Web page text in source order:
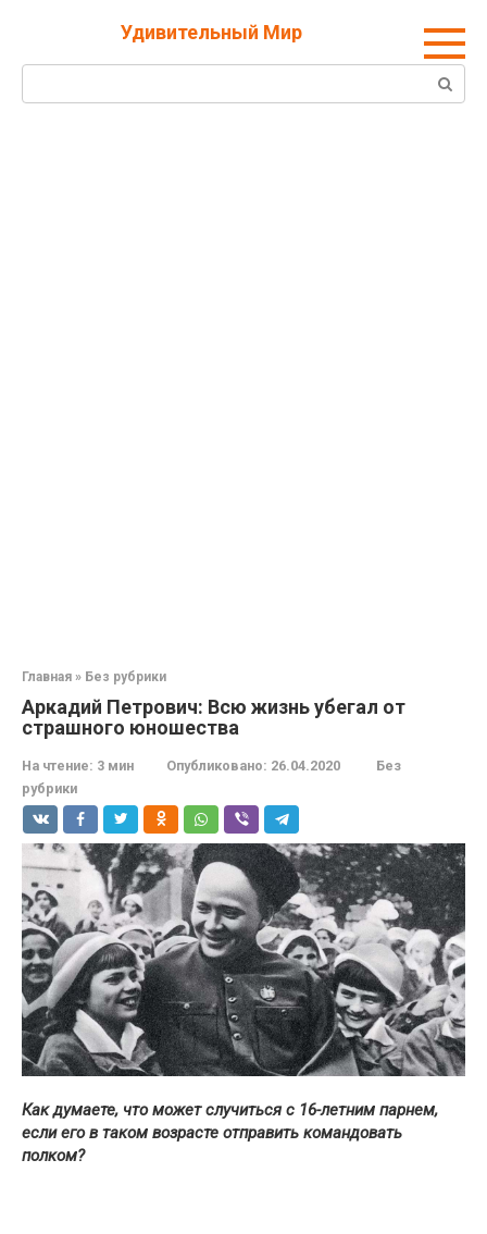
Удивительный Мир
Поиск:
Главная » Без рубрики
Аркадий Петрович: Всю жизнь убегал от
страшного юношества
На чтение: 3 мин Опубликовано: 26.04.2020
Без
рубрики
Как думаете, что может случиться с 16-летним парнем,
если его в таком возрасте отправить командовать
полком?